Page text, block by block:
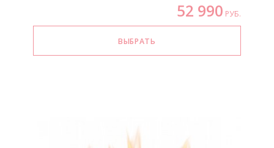
52 990 РУБ.